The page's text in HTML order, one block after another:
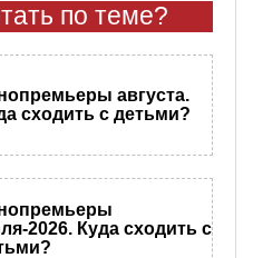
по теме?
августа.
сходить с детьми?
2026. Куда сходить с